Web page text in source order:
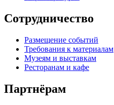
Сотрудничество
Размещение событий
Требования к материалам
Музеям и выставкам
Ресторанам и кафе
Партнёрам